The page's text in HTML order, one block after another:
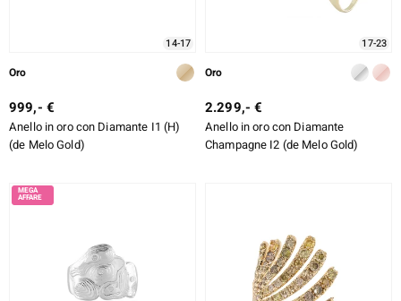
14-17
Oro
999,- €
Anello in oro con Diamante I1 (H)
(de Melo Gold)
17-23
Oro
2.299,- €
Anello in oro con Diamante
Champagne I2 (de Melo Gold)